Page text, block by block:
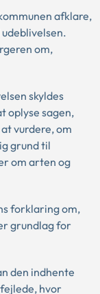
afklare,
om,
skyldes
oplyse sagen,
vurdere, om
grund til
om arten og
forklaring om,
grundlag for
den indhente
hvor